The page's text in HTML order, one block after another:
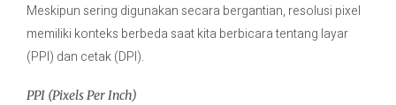
Meskipun sering digunakan secara bergantian, resolusi pixel
memiliki konteks berbeda saat kita berbicara tentang layar
(PPI) dan cetak (DPI).
PPI (Pixels Per Inch)